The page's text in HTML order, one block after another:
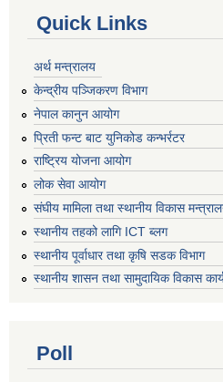
Quick Links
अर्थ मन्त्रालय
केन्द्रीय पञ्जिकरण विभाग
नेपाल कानुन आयोग
प्रिती फन्ट बाट युनिकोड कन्भर्रटर
राष्ट्रिय योजना आयोग
लोक सेवा आयोग
संघीय मामिला तथा स्थानीय विकास
स्थानीय तहको लागि ICT ब्लग
स्थानीय पूर्वाधार तथा कृषि सडक विभाग
स्थानीय शासन तथा सामुदायिक विकास
Poll